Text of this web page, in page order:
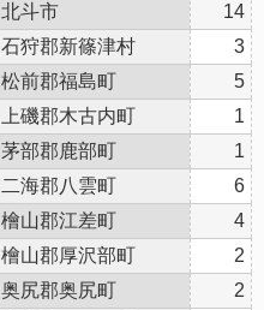
北斗市
14
石狩郡新篠津村
3
松前郡福島町
5
上磯郡木古内町
1
茅部郡鹿部町
1
二海郡八雲町
6
檜山郡江差町
4
檜山郡厚沢部町
2
奥尻郡奥尻町
2